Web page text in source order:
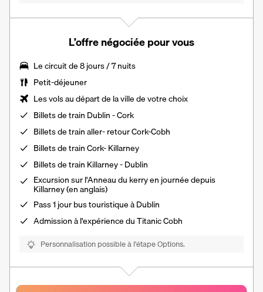
L’offre négociée pour vous
Lecircuit de 8 jours / 7 nuits
Petit-déjeuner
Les vols au départ de la ville de votre choix
Billets de train Dublin - Cork
Billets de train aller- retour Cork-Cobh
Billets de train Cork- Killarney
Billets de train Killarney - Dublin
Excursion sur l'Anneau du kerry en journée depuis
Killarney (en anglais)
Pass 1 jour bus touristique à Dublin
Admission à l'expérience du Titanic Cobh
Personnalisation possible à l’étape Options.